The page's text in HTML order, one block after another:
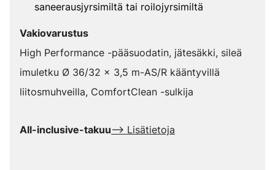
saneerausjyrsimiltä tai roilojyrsimiltä
Vakiovarustus
High Performance -pääsuodatin, jätesäkki, sileä
imuletku Ø 36/32 x 3,5 m-AS/R kääntyvillä
liitosmuhveilla, ComfortClean -sulkija
All-inclusive-takuu--> Lisätietoja